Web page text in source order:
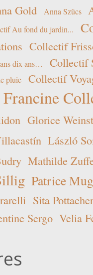
Gold Anna Szücs
Au fond du jardin...
Collectif
dix ans… Collectif
pluie Collectif
Francine
Glorice
László
Mathilde
Patrice
Sita
Sergo Velia